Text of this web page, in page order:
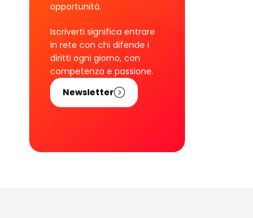
opportunità.
Iscriverti significa entrare
in rete con chi difende i
diritti ogni giorno, con
competenza e passione.
Newsletter